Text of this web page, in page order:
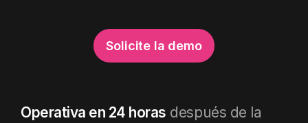
Solicite la demo
Operativa en 24 horas después de la